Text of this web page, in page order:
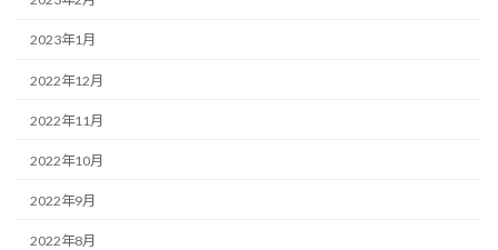
2023年1月
2022年12月
2022年11月
2022年10月
2022年9月
2022年8月